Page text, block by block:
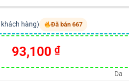
hàng) Đã bán 667
Giá
gốc
93,100₫Giá
hiện
Da